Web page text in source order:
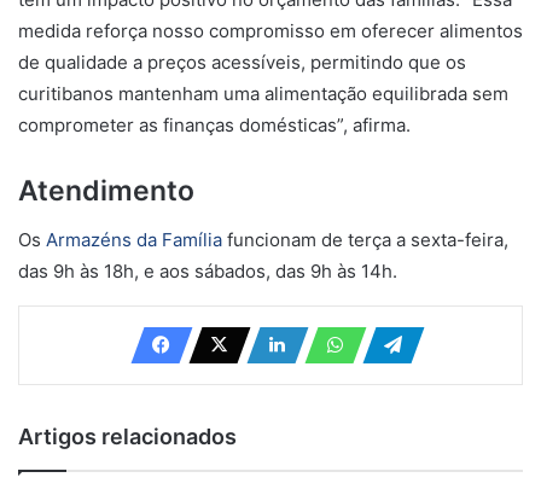
medida reforça nosso compromisso em oferecer alimentos
de qualidade a preços acessíveis, permitindo que os
curitibanos mantenham uma alimentação equilibrada sem
comprometer as finanças domésticas”, afirma.
Atendimento
Os Armazéns da Família funcionam de terça a sexta-feira,
das 9h às 18h, e aos sábados, das 9h às 14h.
Artigos relacionados